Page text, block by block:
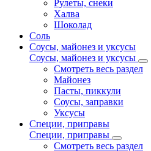
Рулеты, снеки
Халва
Шоколад
Соль
Соусы, майонез и уксусы
Соусы, майонез и уксусы
Смотреть весь раздел
Майонез
Пасты, пиккули
Соусы, заправки
Уксусы
Специи, приправы
Специи, приправы
Смотреть весь раздел